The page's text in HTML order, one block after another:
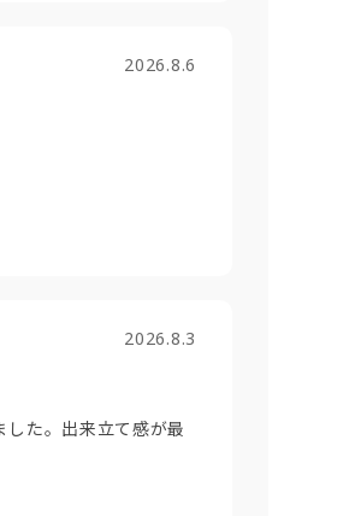
2026.8.6
2026.8.3
た。出来立て感が最